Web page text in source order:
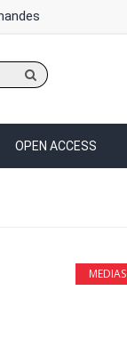
OPEN ACCESS
MEDIAS